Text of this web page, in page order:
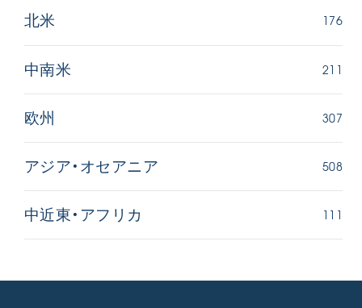
北米 176
中南米 211
欧州 307
アジア・オセアニア 508
中近東・アフリカ 111